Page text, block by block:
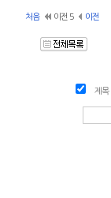
처음 이전 5 이전
제목